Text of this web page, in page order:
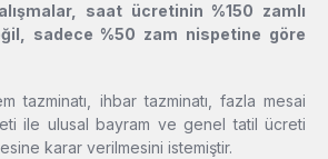
saat ücretinin %150 zamlı
sadece %50 zam nispetine göre
tazminatı, ihbar tazminatı, fazla mesai
ile ulusal bayram ve genel tatil ücreti
karar verilmesini istemiştir.